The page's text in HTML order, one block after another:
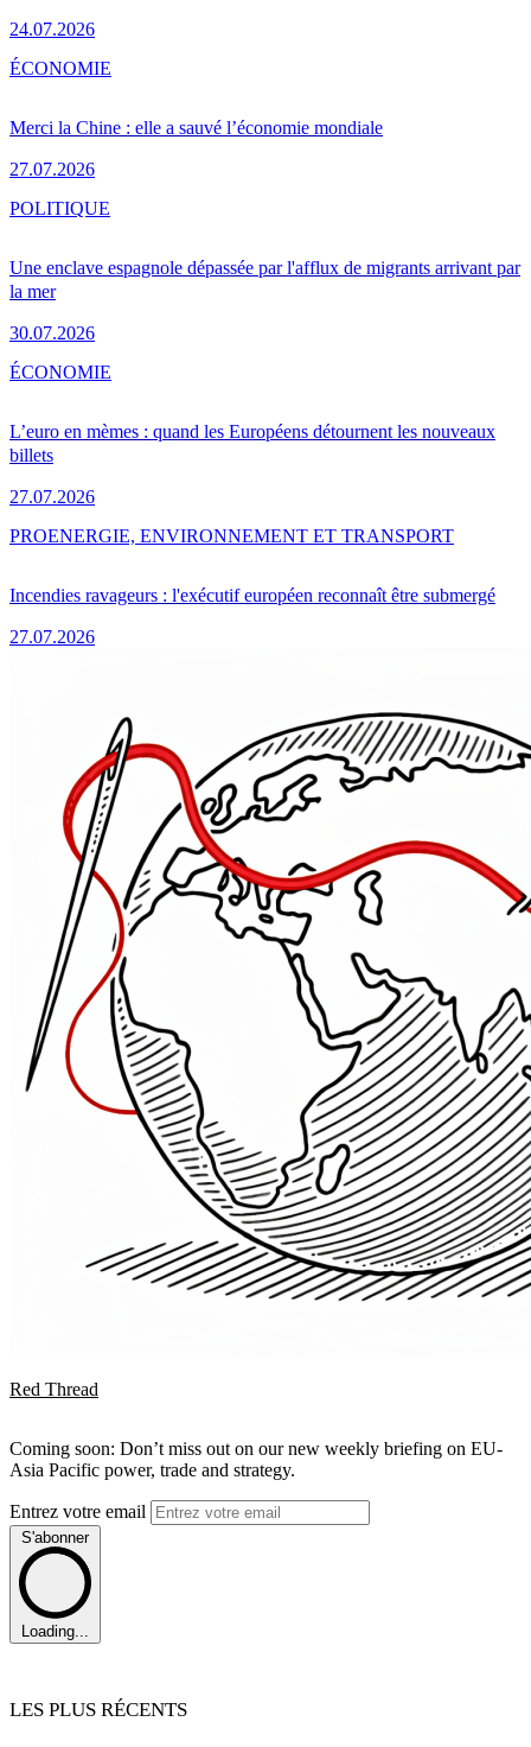
24.07.2026
Merci la Chine : elle a sauvé l’économie mondiale
27.07.2026
ÉCONOMIE
Une enclave espagnole dépassée par l'afflux de migrants arrivant par
la mer
30.07.2026
POLITIQUE
L’euro en mèmes : quand les Européens détournent les nouveaux
billets
27.07.2026
ÉCONOMIE
Incendies ravageurs : l'exécutif européen reconnaît être submergé
27.07.2026
PROENERGIE, ENVIRONNEMENT ET TRANSPORT
Red Thread
Coming soon: Don’t miss out on our new weekly briefing on EU-
Asia Pacific power, trade and strategy.
Entrez votre email
S'abonner
Loading...
LES PLUS RÉCENTS